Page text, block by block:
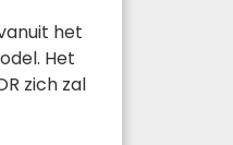
het
Het
zich zal